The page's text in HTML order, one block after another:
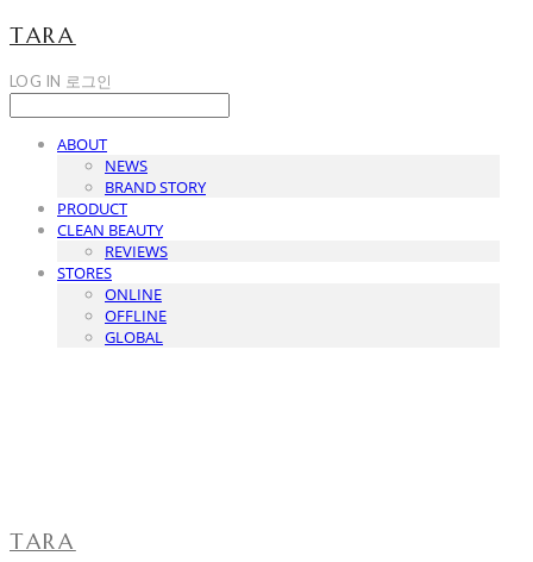
TARA
LOG IN 로그인
ABOUT
NEWS
BRAND STORY
PRODUCT
CLEAN BEAUTY
REVIEWS
STORES
ONLINE
OFFLINE
GLOBAL
TARA